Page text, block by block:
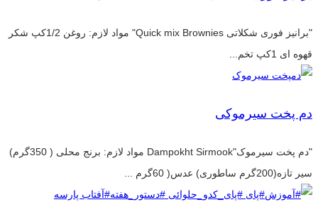
"برانیز فوری شکلاتی Quick mix Brownies" مواد لازم: روغن 1/2کپ شکر
قهوه ای 1کپ تخم...
دم پخت سیرموکی
"دم پخت سیرموک"Dampokht Sirmook مواد لازم: برنج محلی ( 350گرم)
سیر تازه(200گرم ساطوری) عدس( 60گرم ...